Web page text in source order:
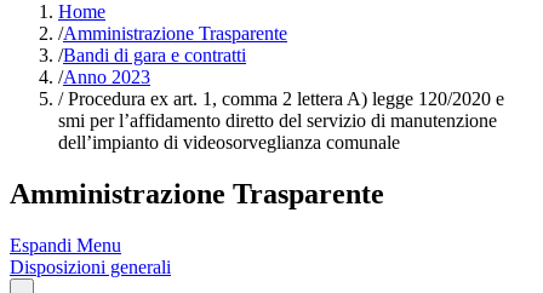
Home
/Amministrazione Trasparente
/Bandi di gara e contratti
/Anno 2023
/Procedura ex art. 1, comma 2 lettera A) legge 120/2020 e
smi per l’affidamento diretto del servizio di manutenzione
dell’impianto di videosorveglianza comunale
Amministrazione Trasparente
Espandi Menu
Disposizioni generali